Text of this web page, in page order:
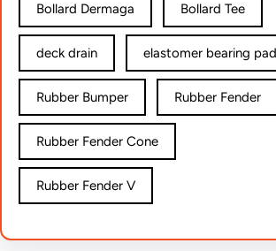
Bollard Dermaga Bollard Tee
deck drain elastomer bearing pad
Rubber Bumper Rubber Fender
Rubber Fender Cone
Rubber Fender V